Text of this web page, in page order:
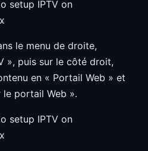
le menu de droite,
», puis sur le côté droit,
en « Portail Web » et
portail Web ».